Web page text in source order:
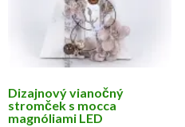
Dizajnový vianočný
stromček s mocca
magnóliami LED